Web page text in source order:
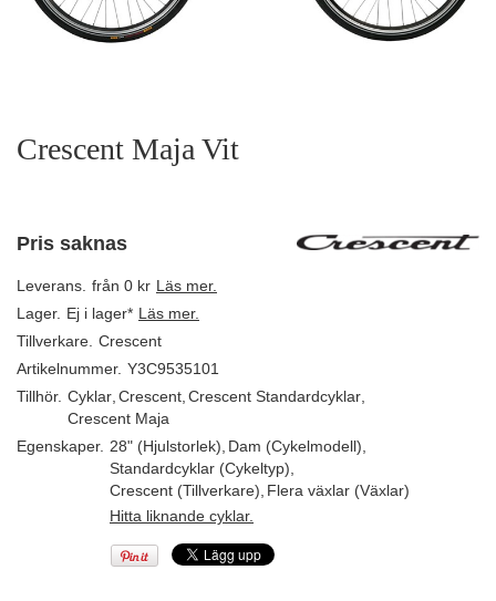
Crescent Maja Vit
Pris saknas
Leverans. från 0 kr Läs mer.
Lager. Ej i lager* Läs mer.
Tillverkare. Crescent
Artikelnummer. Y3C9535101
Tillhör. Cyklar Crescent Crescent Standardcyklar
Crescent Maja
Egenskaper. 28" (Hjulstorlek) Dam (Cykelmodell)
Standardcyklar (Cykeltyp)
Crescent (Tillverkare) Flera växlar (Växlar)
Hitta liknande cyklar.